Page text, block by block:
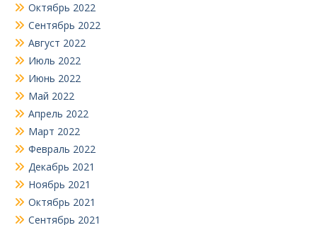
Октябрь 2022
Сентябрь 2022
Август 2022
Июль 2022
Июнь 2022
Май 2022
Апрель 2022
Март 2022
Февраль 2022
Декабрь 2021
Ноябрь 2021
Октябрь 2021
Сентябрь 2021